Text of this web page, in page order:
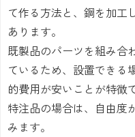
て作る方法と、鋼を加工
あります。
既製品のパーツを組み合
ているため、設置できる
的費用が安いことが特徴
特注品の場合は、自由度
みます。